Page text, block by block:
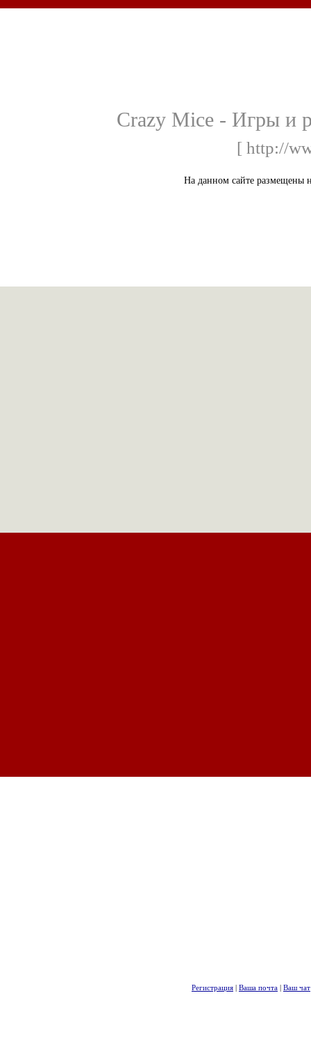
Crazy Mice - Игры и
[ http://
На данном сайте размещены
Регистрация | Ваша почта | Ваш чат